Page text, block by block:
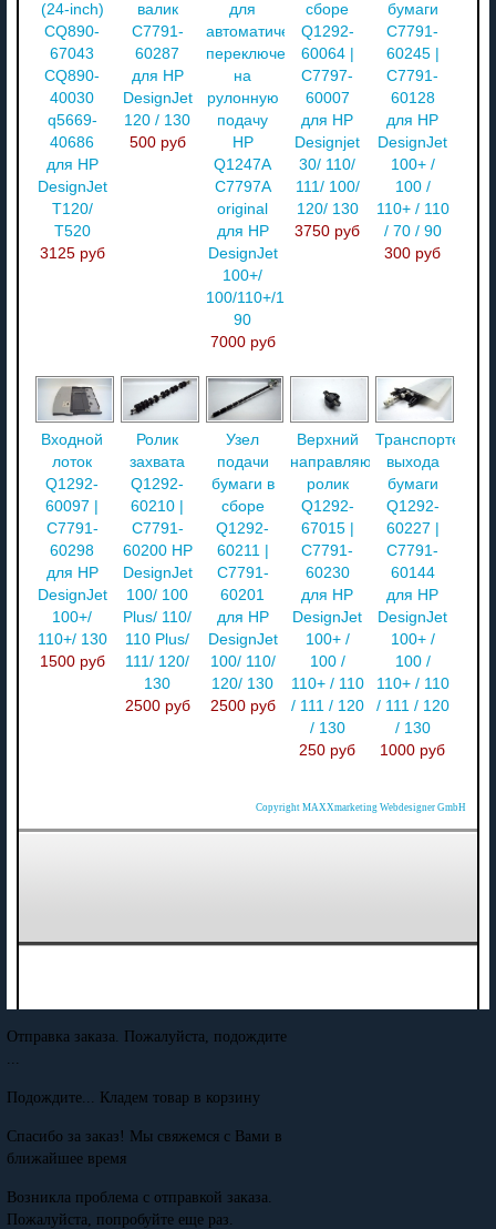
(24-inch)
CQ890-
67043
CQ890-
40030
q5669-
40686
для HP
DesignJet
T120/
T520
3125 руб
валик
C7791-
60287
для HP
DesignJet
120 / 130
500 руб
для
автоматического
переключения
на
рулонную
подачу
HP
Q1247A
C7797A
original
для HP
DesignJet
100+/
100/110+/110/70/
90
7000 руб
сборе
Q1292-
60064 |
C7797-
60007
для HP
Designjet
30/ 110/
111/ 100/
120/ 130
3750 руб
бумаги
C7791-
60245 |
C7791-
60128
для HP
DesignJet
100+ /
100 /
110+ / 110
/ 70 / 90
300 руб
Входной
лоток
Q1292-
60097 |
C7791-
60298
для HP
DesignJet
100+/
110+/ 130
1500 руб
Ролик
захвата
Q1292-
60210 |
C7791-
60200 HP
DesignJet
100/ 100
Plus/ 110/
110 Plus/
111/ 120/
130
2500 руб
Узел
подачи
бумаги в
сборе
Q1292-
60211 |
C7791-
60201
для HP
DesignJet
100/ 110/
120/ 130
2500 руб
Верхний
направляющий
ролик
Q1292-
67015 |
C7791-
60230
для HP
DesignJet
100+ /
100 /
110+ / 110
/ 111 / 120
/ 130
250 руб
Транспортер
выхода
бумаги
Q1292-
60227 |
C7791-
60144
для HP
DesignJet
100+ /
100 /
110+ / 110
/ 111 / 120
/ 130
1000 руб
Copyright MAXXmarketing Webdesigner GmbH
Отправка заказа. Пожалуйста, подождите
...
Подождите... Кладем товар в корзину
Спасибо за заказ! Мы свяжемся с Вами в
ближайшее время
Возникла проблема с отправкой заказа.
Пожалуйста, попробуйте еще раз.